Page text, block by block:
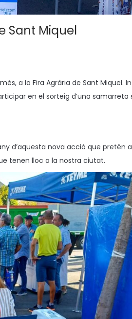
Sant Miquel
a la Fira Agrària de Sant Miquel.
en el sorteig d’una samarreta
d’aquesta nova acció que pretén
tenen lloc a la nostra ciutat.